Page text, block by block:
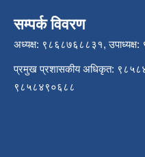
सम्पर्क विवरण
अध्यक्ष: ९८६८७६८८३१,
प्रमुख प्रशासकीय अधिकृत:
९८५८४९०६८८